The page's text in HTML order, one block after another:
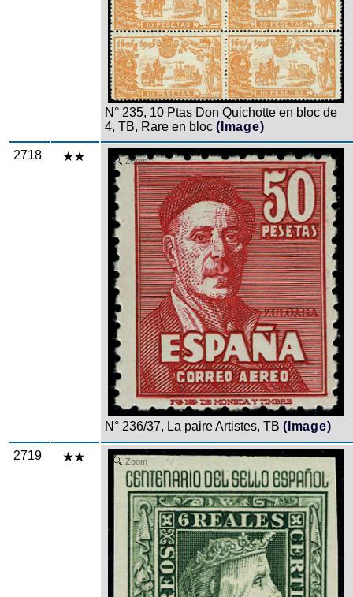
N° 235, 10 Ptas Don Quichotte en bloc de
4, TB, Rare en bloc (Image)
2718 Zoom
N° 236/37, La paire Artistes, TB (Image)
2719 Zoom